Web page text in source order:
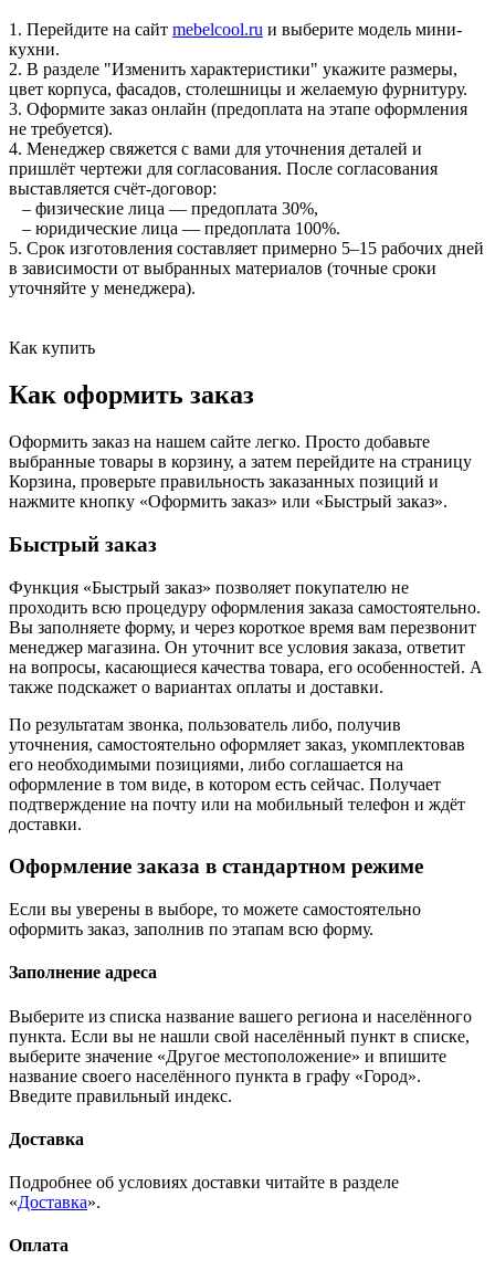
1. Перейдите на сайт mebelcool.ru и выберите модель мини-
кухни.
2. В разделе "Изменить характеристики" укажите размеры,
цвет корпуса, фасадов, столешницы и желаемую фурнитуру.
3. Оформите заказ онлайн (предоплата на этапе оформления
не требуется).
4. Менеджер свяжется с вами для уточнения деталей и
пришлёт чертежи для согласования. После согласования
выставляется счёт-договор:
– физические лица — предоплата 30%,
– юридические лица — предоплата 100%.
5. Срок изготовления составляет примерно 5–15 рабочих дней
в зависимости от выбранных материалов (точные сроки
уточняйте у менеджера).
Как купить
Как оформить заказ
Оформить заказ на нашем сайте легко. Просто добавьте
выбранные товары в корзину, а затем перейдите на страницу
Корзина, проверьте правильность заказанных позиций и
нажмите кнопку «Оформить заказ» или «Быстрый заказ».
Быстрый заказ
Функция «Быстрый заказ» позволяет покупателю не
проходить всю процедуру оформления заказа самостоятельно.
Вы заполняете форму, и через короткое время вам перезвонит
менеджер магазина. Он уточнит все условия заказа, ответит
на вопросы, касающиеся качества товара, его особенностей. А
также подскажет о вариантах оплаты и доставки.
По результатам звонка, пользователь либо, получив
уточнения, самостоятельно оформляет заказ, укомплектовав
его необходимыми позициями, либо соглашается на
оформление в том виде, в котором есть сейчас. Получает
подтверждение на почту или на мобильный телефон и ждёт
доставки.
Оформление заказа в стандартном режиме
Если вы уверены в выборе, то можете самостоятельно
оформить заказ, заполнив по этапам всю форму.
Заполнение адреса
Выберите из списка название вашего региона и населённого
пункта. Если вы не нашли свой населённый пункт в списке,
выберите значение «Другое местоположение» и впишите
название своего населённого пункта в графу «Город».
Введите правильный индекс.
Доставка
Подробнее об условиях доставки читайте в разделе
«Доставка».
Оплата